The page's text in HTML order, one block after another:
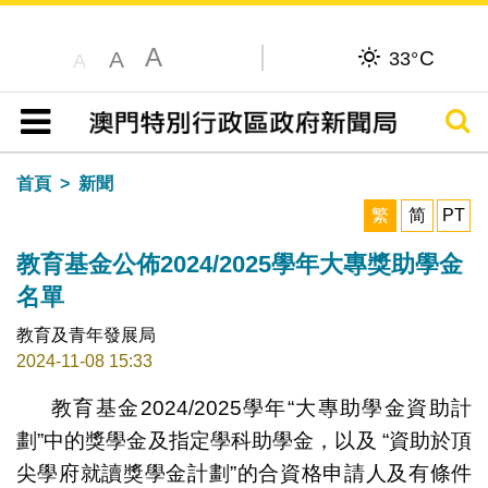
A A A 33°C
目錄
搜尋
首頁
新聞
繁
简 PT
教育基金公佈2024/2025學年大專獎助學金
名單
教育及青年發展局
2024-11-08 15:33
教育基金2024/2025學年“大專助學金資助計
劃”中的獎學金及指定學科助學金，以及 “資助於頂
尖學府就讀獎學金計劃”的合資格申請人及有條件